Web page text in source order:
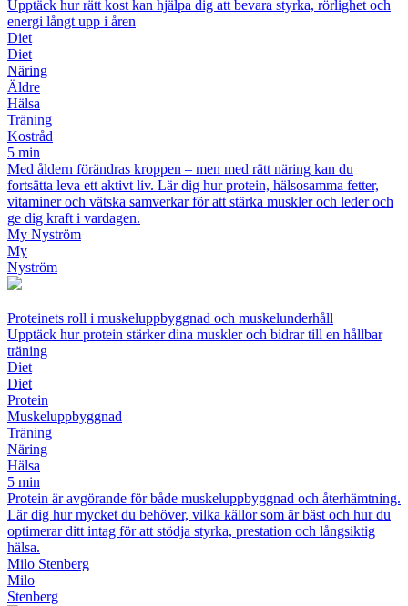
Upptäck hur rätt kost kan hjälpa dig att bevara styrka, rörlighet och
energi långt upp i åren
Diet
Diet
Näring
Äldre
Hälsa
Träning
Kostråd
5 min
Med åldern förändras kroppen – men med rätt näring kan du
fortsätta leva ett aktivt liv. Lär dig hur protein, hälsosamma fetter,
vitaminer och vätska samverkar för att stärka muskler och leder och
ge dig kraft i vardagen.
My Nyström
My
Nyström
Proteinets roll i muskeluppbyggnad och muskelunderhåll
Upptäck hur protein stärker dina muskler och bidrar till en hållbar
träning
Diet
Diet
Protein
Muskeluppbyggnad
Träning
Näring
Hälsa
5 min
Protein är avgörande för både muskeluppbyggnad och återhämtning.
Lär dig hur mycket du behöver, vilka källor som är bäst och hur du
optimerar ditt intag för att stödja styrka, prestation och långsiktig
hälsa.
Milo Stenberg
Milo
Stenberg